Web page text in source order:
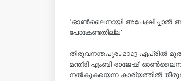
*ഓണ്‍ലൈനായി അപേക്ഷിച്ചാല്‍
പോകേണ്ടതില്ല*
തിരുവനന്തപുരം:2023 ഏപ്രില്‍
മന്ത്രി എംബി രാജേഷ്.
നല്‍കുകയെന്ന കാര്യത്തില്‍